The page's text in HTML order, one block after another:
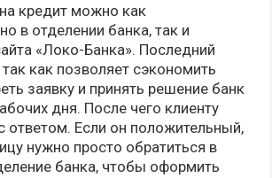
кредит можно как
в отделении банка, так и
«Локо-Банка». Последний
как позволяет сэкономить
заявку и принять решение банк
дня. После чего клиенту
ответом. Если он положительный,
нужно просто обратиться в
банка, чтобы оформить